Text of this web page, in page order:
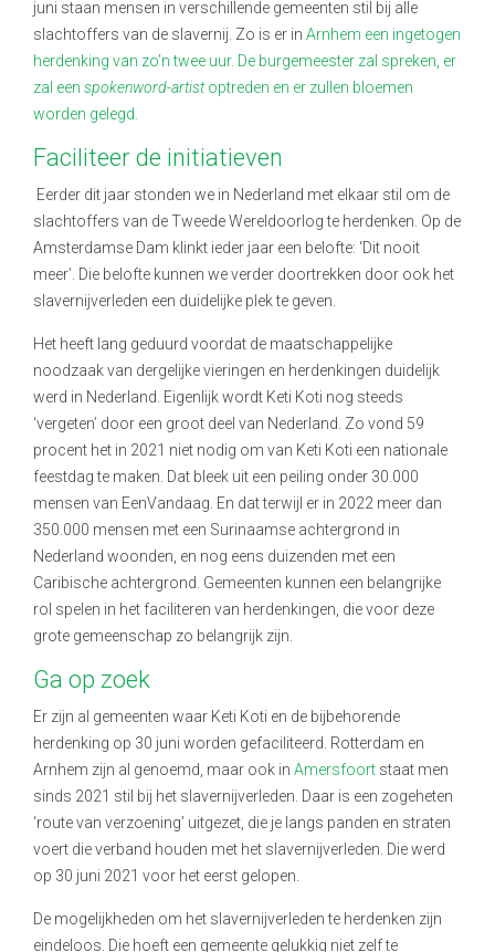
juni staan mensen in verschillende gemeenten stil bij alle
slachtoffers van de slavernij. Zo is er in Arnhem een ingetogen
herdenking van zo’n twee uur. De burgemeester zal spreken, er
zal een spokenword-artistoptreden en er zullen bloemen
worden gelegd.
Faciliteer de initiatieven
Eerder dit jaar stonden we in Nederland met elkaar stil om de
slachtoffers van de Tweede Wereldoorlog te herdenken. Op de
Amsterdamse Dam klinkt ieder jaar een belofte: ‘Dit nooit
meer’. Die belofte kunnen we verder doortrekken door ook het
slavernijverleden een duidelijke plek te geven.
Het heeft lang geduurd voordat de maatschappelijke
noodzaak van dergelijke vieringen en herdenkingen duidelijk
werd in Nederland. Eigenlijk wordt Keti Koti nog steeds
‘vergeten’ door een groot deel van Nederland. Zo vond 59
procent het in 2021 niet nodig om van Keti Koti een nationale
feestdag te maken. Dat bleek uit een peiling onder 30.000
mensen van EenVandaag. En dat terwijl er in 2022 meer dan
350.000 mensen met een Surinaamse achtergrond in
Nederland woonden, en nog eens duizenden met een
Caribische achtergrond. Gemeenten kunnen een belangrijke
rol spelen in het faciliteren van herdenkingen, die voor deze
grote gemeenschap zo belangrijk zijn.
Ga op zoek
Er zijn al gemeenten waar Keti Koti en de bijbehorende
herdenking op 30 juni worden gefaciliteerd. Rotterdam en
Arnhem zijn al genoemd, maar ook in Amersfoort staat men
sinds 2021 stil bij het slavernijverleden. Daar is een zogeheten
‘route van verzoening’ uitgezet, die je langs panden en straten
voert die verband houden met het slavernijverleden. Die werd
op 30 juni 2021 voor het eerst gelopen.
De mogelijkheden om het slavernijverleden te herdenken zijn
eindeloos. Die hoeft een gemeente gelukkig niet zelf te